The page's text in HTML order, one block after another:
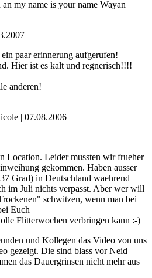
my name is your name Wayan
paar erinnerung aufgerufen!
Hier ist es kalt und regnerisch!!!!
anderen!
| 07.08.2006
Location. Leider mussten wir frueher
gekommen. Haben ausser
Grad) in Deutschland waehrend
im Juli nichts verpasst. Aber wer will
schwitzen, wenn man bei
Euch
Flitterwochen verbringen kann :-)
und Kollegen das Video von uns
gezeigt. Die sind blass vor Neid
das Dauergrinsen nicht mehr aus